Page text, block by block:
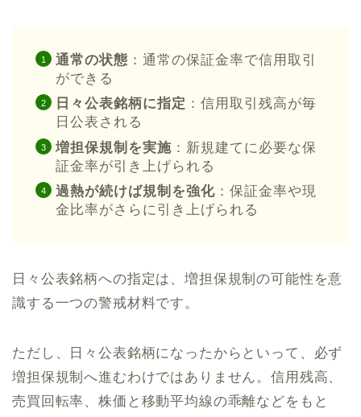
通常の状態 ：通常の保証金率で信用取引
ができる
日々公表銘柄に指定 ：信用取引残高が毎
日公表される
増担保規制を実施 ：新規建てに必要な保
証金率が引き上げられる
過熱が続けば規制を強化 ：保証金率や現
金比率がさらに引き上げられる
日々公表銘柄への指定は、増担保規制の可能性を意
識する一つの警戒材料です。
ただし、日々公表銘柄になったからといって、必ず
増担保規制へ進むわけではありません。信用残高、
売買回転率、株価と移動平均線の乖離などをもと